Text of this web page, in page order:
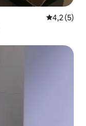
Évaluation
4,2 (5)